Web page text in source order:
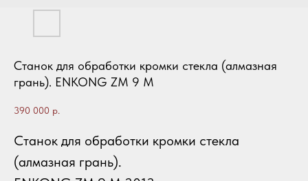
Станок для обработки кромки стекла (алмазная
грань). ENKONG ZM 9 M
390 000 р.
Станок для обработки кромки стекла
(алмазная грань).